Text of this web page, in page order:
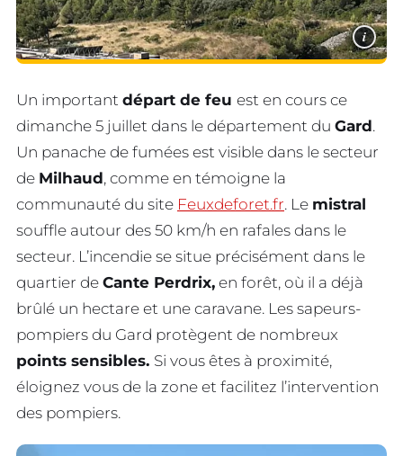
i
Un important départ de feu est en cours ce
dimanche 5 juillet dans le département du Gard.
Un panache de fumées est visible dans le secteur
de Milhaud, comme en témoigne la
communauté du site Feuxdeforet.fr. Le mistral
souffle autour des 50 km/h en rafales dans le
secteur. L’incendie se situe précisément dans le
quartier de Cante Perdrix, en forêt, où il a déjà
brûlé un hectare et une caravane. Les sapeurs-
pompiers du Gard protègent de nombreux
points sensibles. Si vous êtes à proximité,
éloignez vous de la zone et facilitez l’intervention
des pompiers.